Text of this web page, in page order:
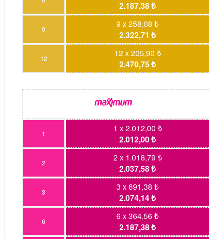
2.187,38 ₺
9
9 x 258,08 ₺
2.322,71 ₺
12
12 x 205,90 ₺
2.470,75 ₺
1
1 x 2.012,00 ₺
2.012,00 ₺
2
2 x 1.018,79 ₺
2.037,58 ₺
3
3 x 691,38 ₺
2.074,14 ₺
6
6 x 364,56 ₺
2.187,38 ₺